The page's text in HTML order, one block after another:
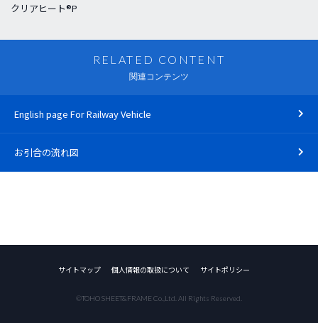
クリアヒート®P
RELATED CONTENT
関連コンテンツ
English page For Railway Vehicle
お引合の流れ図
サイトマップ 個人情報の取扱について サイトポリシー
©TOHO SHEET&FRAME Co.,Ltd. All Rights Reserved.